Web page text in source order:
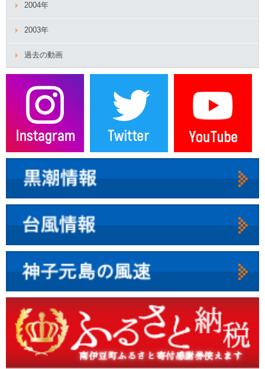
2004年
2003年
過去の動画